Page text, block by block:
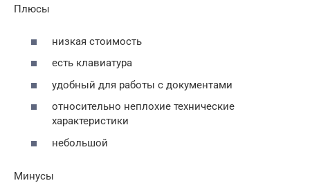
Плюсы
низкая стоимость
есть клавиатура
удобный для работы с документами
относительно неплохие технические
характеристики
небольшой
Минусы